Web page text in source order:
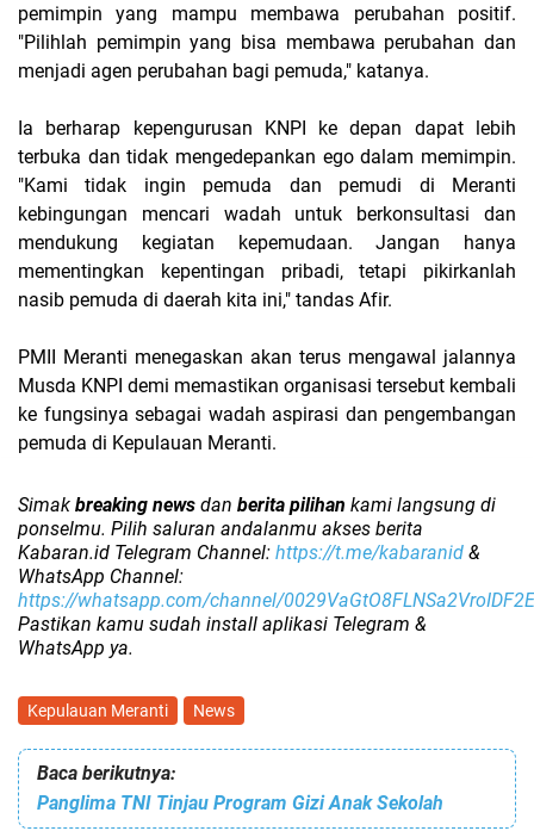
pemimpin yang mampu membawa perubahan positif.
"Pilihlah pemimpin yang bisa membawa perubahan dan
menjadi agen perubahan bagi pemuda," katanya.
Ia berharap kepengurusan KNPI ke depan dapat lebih
terbuka dan tidak mengedepankan ego dalam memimpin.
"Kami tidak ingin pemuda dan pemudi di Meranti
kebingungan mencari wadah untuk berkonsultasi dan
mendukung kegiatan kepemudaan. Jangan hanya
mementingkan kepentingan pribadi, tetapi pikirkanlah
nasib pemuda di daerah kita ini," tandas Afir.
PMII Meranti menegaskan akan terus mengawal jalannya
Musda KNPI demi memastikan organisasi tersebut kembali
ke fungsinya sebagai wadah aspirasi dan pengembangan
pemuda di Kepulauan Meranti.
Simak breaking news dan berita pilihan kami langsung di
ponselmu. Pilih saluran andalanmu akses berita
Kabaran.id Telegram Channel: https://t.me/kabaranid &
WhatsApp Channel:
https://whatsapp.com/channel/0029VaGtO8FLNSa2VroIDF2E
Pastikan kamu sudah install aplikasi Telegram &
WhatsApp ya.
Kepulauan Meranti News
Baca berikutnya:
Panglima TNI Tinjau Program Gizi Anak Sekolah